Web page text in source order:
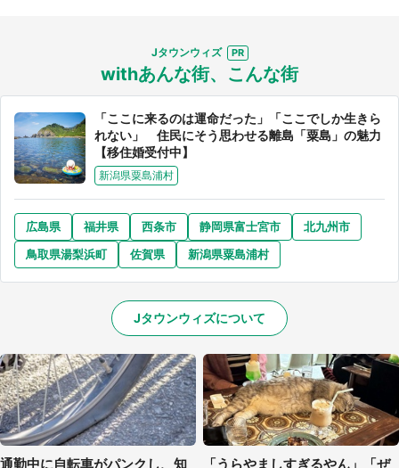
Jタウンウィズ
withあんな街、こんな街
「ここに来るのは運命だった」「ここでしか生きら
れない」 住民にそう思わせる離島「粟島」の魅力
【移住婚受付中】
新潟県粟島浦村
広島県 福井県 西条市 静岡県富士宮市
北九州市
鳥取県湯梨浜町
佐賀県 新潟県粟島浦村
Jタウンウィズについて
通勤中に自転車がパンクし、知
「うらやましすぎるやん」「ぜ